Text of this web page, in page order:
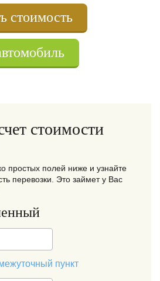
стоимость
стоимости
простых полей ниже и узнайте
перевозки. Это займет у Вас
пункт